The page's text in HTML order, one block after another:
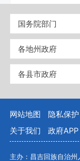
国务院部门
各地州政府
各县市政府
网站地图 隐私保护
关于我们
政府APP
主办：昌吉回族自治州